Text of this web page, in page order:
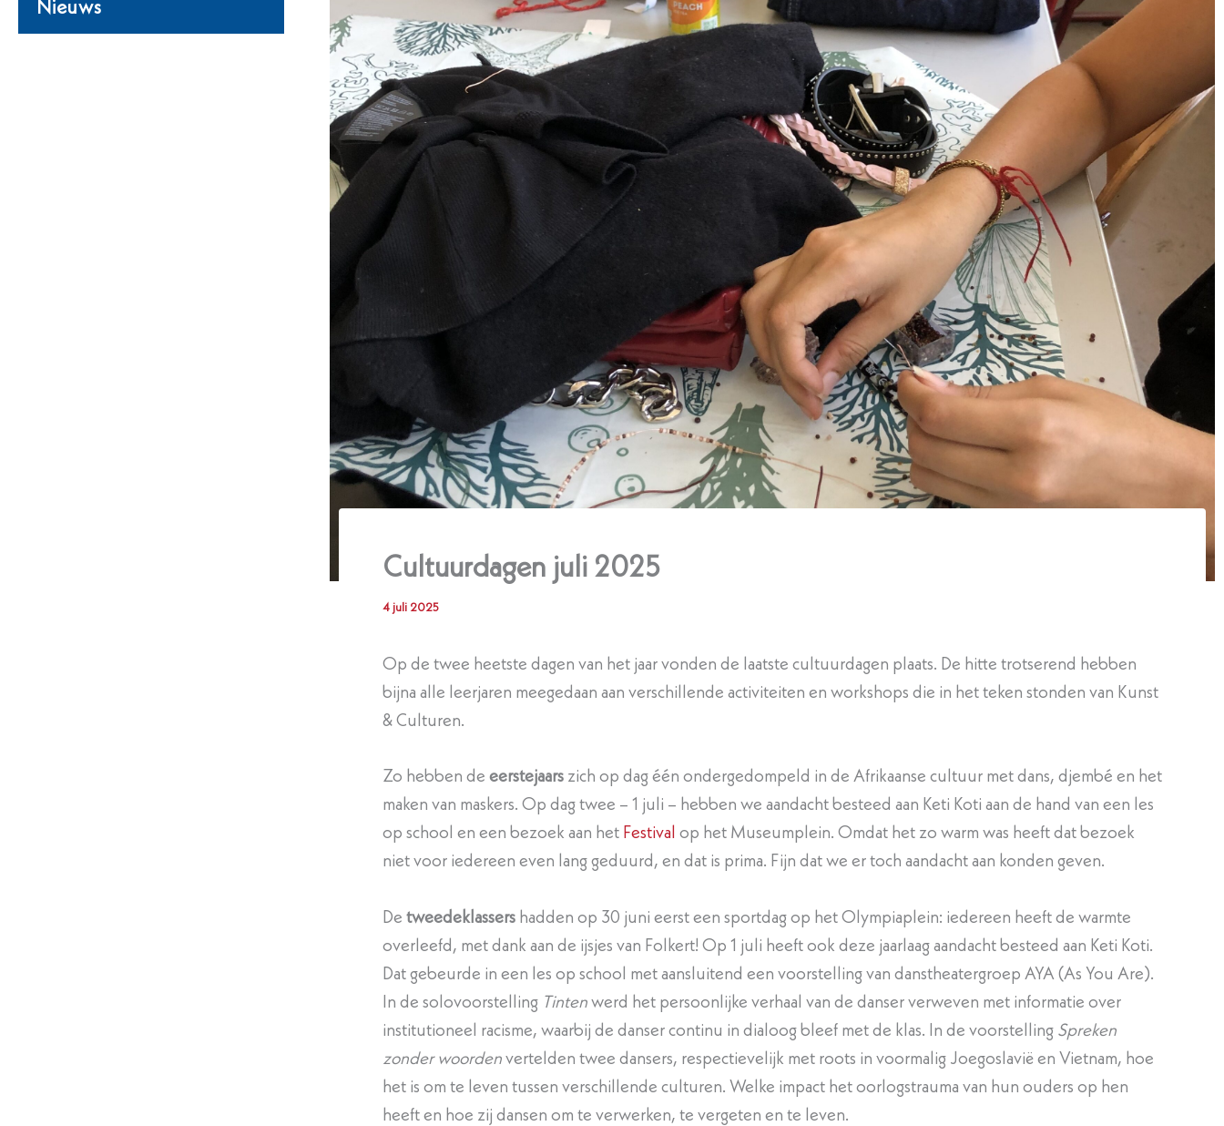
Nieuws
Cultuurdagen juli 2025
4 juli 2025
Op de twee heetste dagen van het jaar vonden de laatste cultuurdagen plaats. De hitte trotserend hebben
bijna alle leerjaren meegedaan aan verschillende activiteiten en workshops die in het teken stonden van Kunst
& Culturen.
Zo hebben de eerstejaars zich op dag één ondergedompeld in de Afrikaanse cultuur met dans, djembé en het
maken van maskers. Op dag twee – 1 juli – hebben we aandacht besteed aan Keti Koti aan de hand van een les
op school en een bezoek aan het Festival op het Museumplein. Omdat het zo warm was heeft dat bezoek
niet voor iedereen even lang geduurd, en dat is prima. Fijn dat we er toch aandacht aan konden geven.
De tweedeklassershadden op 30 juni eerst een sportdag op het Olympiaplein: iedereen heeft de warmte
overleefd, met dank aan de ijsjes van Folkert! Op 1 juli heeft ook deze jaarlaag aandacht besteed aan Keti Koti.
Dat gebeurde in een les op school met aansluitend een voorstelling van danstheatergroep AYA (As You Are).
In de solovoorstelling Tinten werd het persoonlijke verhaal van de danser verweven met informatie over
institutioneel racisme, waarbij de danser continu in dialoog bleef met de klas. In de voorstelling Spreken
zonder woordenvertelden twee dansers, respectievelijk met roots in voormalig Joegoslavië en Vietnam, hoe
het is om te leven tussen verschillende culturen. Welke impact het oorlogstrauma van hun ouders op hen
heeft en hoe zij dansen om te verwerken, te vergeten en te leven.